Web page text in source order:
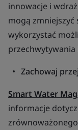
innowacje i
mogą zmniejszyć
wykorzystać
Zachowaj
Smart Water
informacje